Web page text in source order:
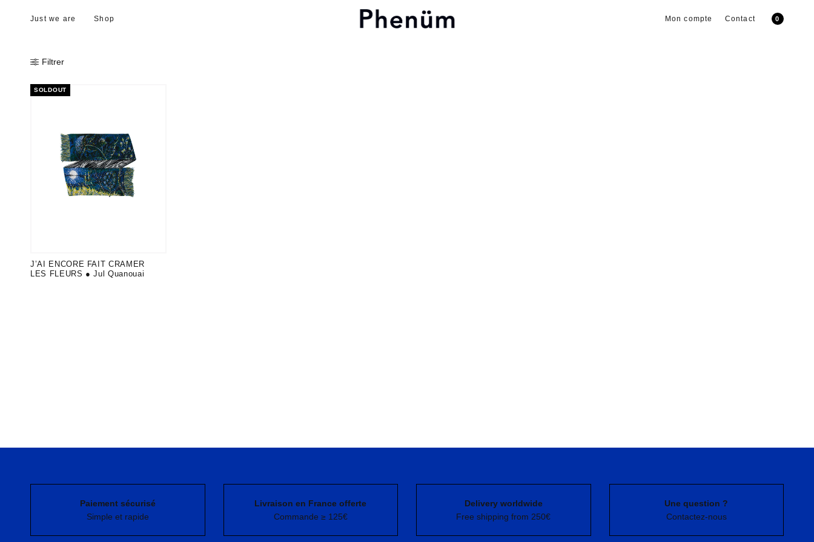
Just we are Shop Mon compte Contact 0
Filtrer
SOLDOUT
J’AI ENCORE FAIT CRAMER
LES FLEURS ● Jul Quanouai
Paiement sécurisé
Simple et rapide
Livraison en France offerte
Commande ≥ 125€
Delivery worldwide
Free shipping from 250€
Une question ?
Contactez-nous